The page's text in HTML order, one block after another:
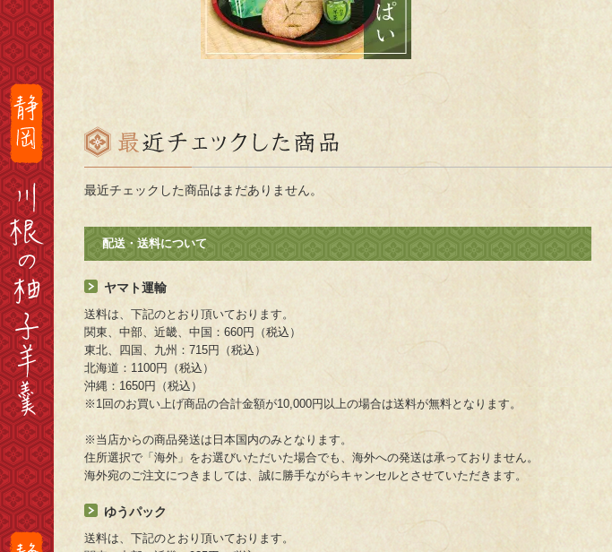
最近チェックした商品はまだありません。
配送・送料について
ヤマト運輸
送料は、下記のとおり頂いております。
関東、中部、近畿、中国：660円（税込）
東北、四国、九州：715円（税込）
北海道：1100円（税込）
沖縄：1650円（税込）
※1回のお買い上げ商品の合計金額が10,000円以上の場合は送料が無料となります。
※当店からの商品発送は日本国内のみとなります。
住所選択で「海外」をお選びいただいた場合でも、海外への発送は承っておりません。
海外宛のご注文につきましては、誠に勝手ながらキャンセルとさせていただきます。
ゆうパック
送料は、下記のとおり頂いております。